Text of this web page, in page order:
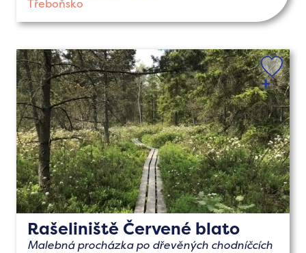
Třeboňsko
Rašeliniště Červené blato
Malebná procházka po dřevěných chodníčcích